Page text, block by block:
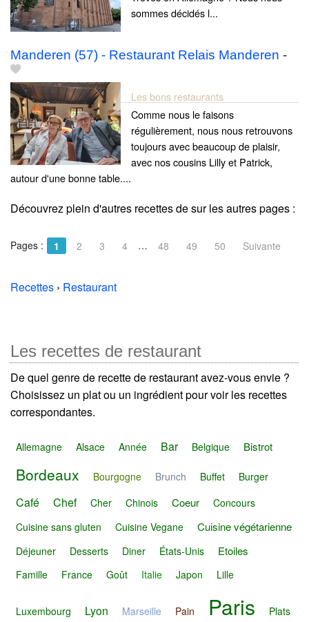
sommes décidés l...
Manderen (57) - Restaurant Relais Manderen -
Les bons restaurants
Comme nous le faisons
régulièrement, nous nous retrouvons
toujours avec beaucoup de plaisir,
avec nos cousins Lilly et Patrick,
autour d'une bonne table....
Découvrez plein d'autres recettes desur les autres pages :
Pages : 1 2 3 4 … 48 49 50 Suivante
Recettes › Restaurant
Les recettes de restaurant
De quel genre de recette de restaurant avez-vous envie ?
Choisissez un plat ou un ingrédient pour voir les recettes
correspondantes.
Allemagne Alsace Année Bar Belgique Bistrot
Bordeaux Bourgogne Brunch Buffet Burger
Café Chef Cher Chinois Coeur
Concours
Cuisine sans gluten
Cuisine Vegane Cuisine végétarienne
Déjeuner Desserts Diner États-Unis Etoiles
Famille France Goût Italie Japon Lille
Luxembourg Lyon Marseille Pain Paris
Plats